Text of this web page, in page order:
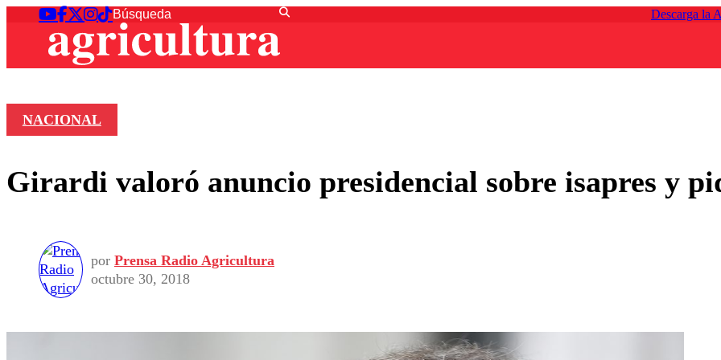
Descarga la
NACIONAL
Girardi valoró anuncio presidencial sobre isapres y
por Prensa Radio Agricultura
octubre 30, 2018